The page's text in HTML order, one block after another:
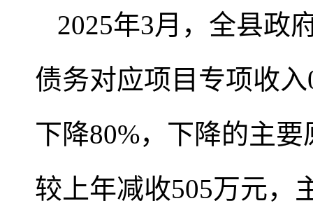
2025年3月，全县政
债务对应项目专项收
下降80%，下降的主
较上年减收505万元，